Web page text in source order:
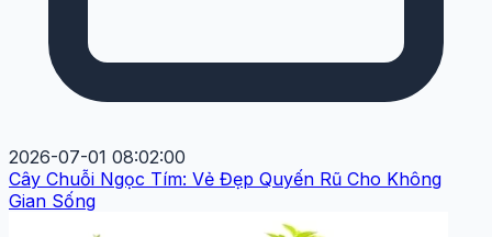
2026-07-01 08:02:00
Cây Chuỗi Ngọc Tím: Vẻ Đẹp Quyến Rũ Cho Không
Gian Sống